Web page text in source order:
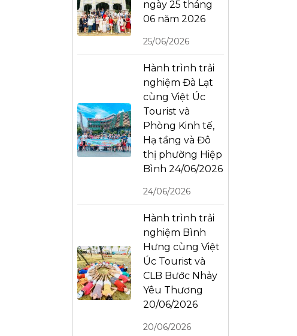
ngày 25 tháng
06 năm 2026
25/06/2026
Hành trình trải
nghiệm Đà Lạt
cùng Việt Úc
Tourist và
Phòng Kinh tế,
Hạ tầng và Đô
thị phường Hiệp
Bình 24/06/2026
24/06/2026
Hành trình trải
nghiệm Bình
Hưng cùng Việt
Úc Tourist và
CLB Bước Nhảy
Yêu Thương
20/06/2026
20/06/2026